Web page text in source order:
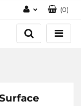
Zaloguj się
(0)